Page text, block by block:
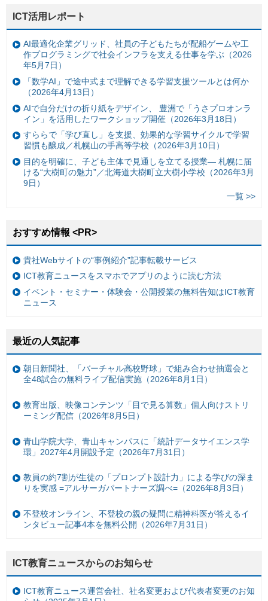
ICT活用レポート
AI最適化企業グリッド、社員の子どもたちが配船ゲームや工
作プログラミングで社会インフラを支える仕事を学ぶ（2026
年5月7日）
「数学AI」で途中式まで理解できる学習支援ツールとは何か
（2026年4月13日）
AIで自分だけの折り紙をデザイン、 豊洲で「うさプロオンラ
イン」を活用したワークショップ開催（2026年3月18日）
すららで「学び直し」を支援、効果的な学習サイクルで学習
習慣も醸成／札幌山の手高等学校（2026年3月10日）
目的を明確に、子ども主体で見通しを立てる授業— 札幌に届
ける“大樹町の魅力”／北海道大樹町立大樹小学校（2026年3月
9日）
一覧 >>
おすすめ情報 <PR>
貴社Webサイトの“事例紹介”記事転載サービス
ICT教育ニュースをスマホでアプリのように読む方法
イベント・セミナー・体験会・公開授業の無料告知はICT教育
ニュース
最近の人気記事
朝日新聞社、「バーチャル高校野球」で組み合わせ抽選会と
全48試合の無料ライブ配信実施（2026年8月1日）
教育出版、映像コンテンツ「目で見る算数」個人向けストリ
ーミング配信（2026年8月5日）
青山学院大学、青山キャンパスに「統計データサイエンス学
環」2027年4月開設予定（2026年7月31日）
教員の約7割が生徒の「プロンプト設計力」による学びの深ま
りを実感 =アルサーガパートナーズ調べ=（2026年8月3日）
不登校オンライン、不登校の親の疑問に精神科医が答えるイ
ンタビュー記事4本を無料公開（2026年7月31日）
ICT教育ニュースからのお知らせ
ICT教育ニュース運営会社、社名変更および代表者変更のお知